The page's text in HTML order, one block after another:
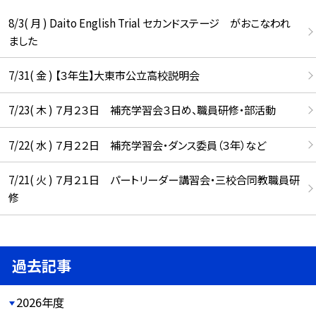
8/3( 月 ) Daito English Trial セカンドステージ がおこなわれ
ました
7/31( 金 ) 【３年生】大東市公立高校説明会
7/23( 木 ) ７月２３日 補充学習会３日め、職員研修・部活動
7/22( 水 ) ７月２２日 補充学習会・ダンス委員（３年）など
7/21( 火 ) ７月２１日 パートリーダー講習会・三校合同教職員研
修
過去記事
2026年度